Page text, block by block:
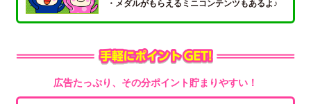
・メダルがもらえるミニコンテンツもあるよ♪
広告たっぷり、その分ポイント貯まりやすい！